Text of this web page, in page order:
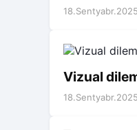
Vizual